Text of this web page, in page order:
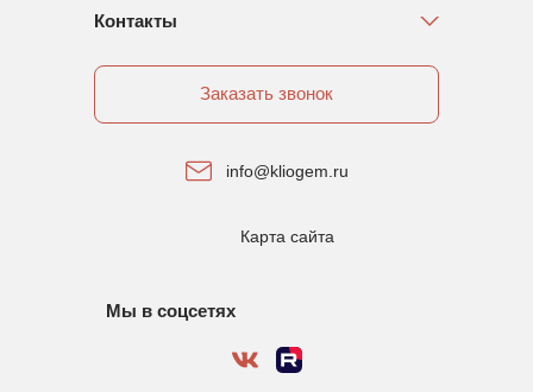
Контакты
Заказать звонок
info@kliogem.ru
Карта сайта
Мы в соцсетях